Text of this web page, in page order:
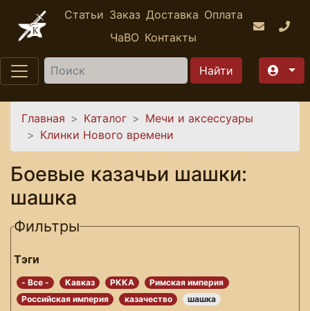
Перейти к основному содержанию
Статьи Заказ Доставка Оплата
ЧаВО Контакты
Найти
Вы здесь
Главная Каталог
Мечи и аксессуары
Клинки Нового времени
Боевые казачьи шашки:
шашка
Фильтры
Тэги
- Все - Кавказ РККА
Римская империя
Российская империя
казачество шашка